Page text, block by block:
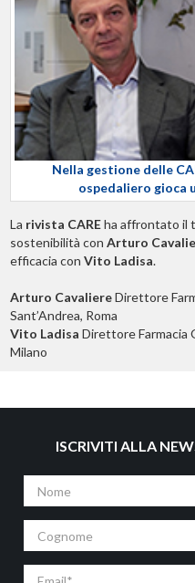
Nella gestione delle
ospedaliero gioca
La rivista CAREha affrontato il
sostenibilità con Arturo
efficacia con Vito Ladisa.
Arturo CavaliereDirettore
Sant’Andrea, Roma
Vito Ladisa Direttore Farmacia
Milano
ISCRIVITI ALLA